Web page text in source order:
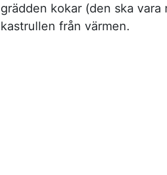
grädden kokar (den ska
kastrullen från värmen.